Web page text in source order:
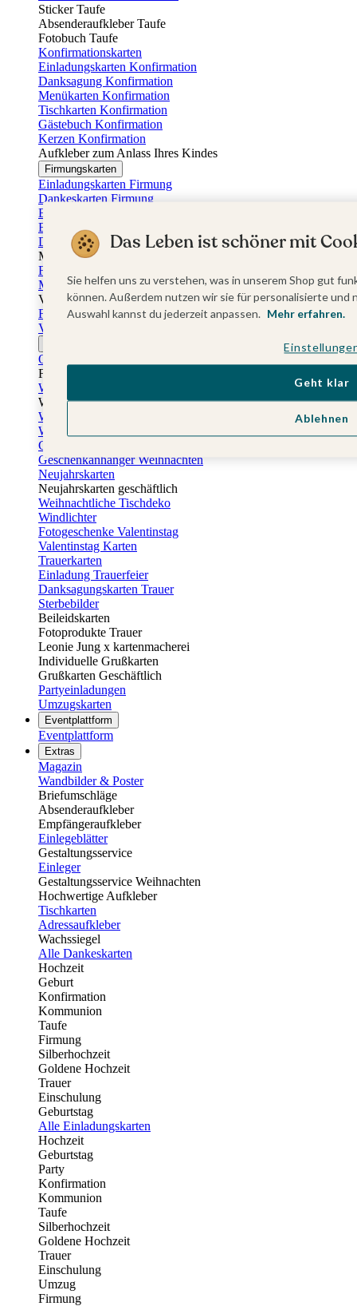
Sticker Taufe
Absenderaufkleber Taufe
Fotobuch Taufe
Konfirmationskarten
Einladungskarten Konfirmation
Danksagung Konfirmation
Menükarten Konfirmation
Tischkarten Konfirmation
Gästebuch Konfirmation
Kerzen Konfirmation
Aufkleber zum Anlass Ihres Kindes
Firmungskarten
Einladungskarten Firmung
Dankeskarten Firmung
Einschulungskarten
Einladungskarten Einschulung
Danksagung Einschulung
Muttertag
Fotogeschenke Muttertag
Muttertagskarten
Vatertag
Fotogeschenke Vatertag
Vatertagskarten
Osterkarten
Fotogeschenke zu Ostern
Weihnachtskarten
Weihnachtskarten selbst gestalten
Weihnachtskarten geschäftlich
Weihnachtsfeier Einladungen
Geschenkaufkleber Weihnachten
Geschenkanhänger Weihnachten
Neujahrskarten
Neujahrskarten geschäftlich
Weihnachtliche Tischdeko
Windlichter
Fotogeschenke Valentinstag
Valentinstag Karten
Trauerkarten
Einladung Trauerfeier
Danksagungskarten Trauer
Sterbebilder
Beileidskarten
Fotoprodukte Trauer
Leonie Jung x kartenmacherei
Individuelle Grußkarten
Grußkarten Geschäftlich
Partyeinladungen
Umzugskarten
Eventplattform
Eventplattform
Extras
Magazin
Wandbilder & Poster
Briefumschläge
Absenderaufkleber
Empfängeraufkleber
Einlegeblätter
Gestaltungsservice
Einleger
Gestaltungsservice Weihnachten
Hochwertige Aufkleber
Tischkarten
Adressaufkleber
Wachssiegel
Alle Dankeskarten
Hochzeit
Geburt
Konfirmation
Kommunion
Taufe
Firmung
Silberhochzeit
Goldene Hochzeit
Trauer
Einschulung
Geburtstag
Alle Einladungskarten
Hochzeit
Geburtstag
Party
Konfirmation
Kommunion
Taufe
Silberhochzeit
Goldene Hochzeit
Trauer
Einschulung
Umzug
Firmung
Das Leben ist schöner mit
Sie helfen uns zu verstehen, was in unserem Shop gut
können. Außerdem nutzen wir sie für personalisierte
Auswahl kannst du jederzeit anpassen. Mehr erfahren.
Ablehnen
Geht klar